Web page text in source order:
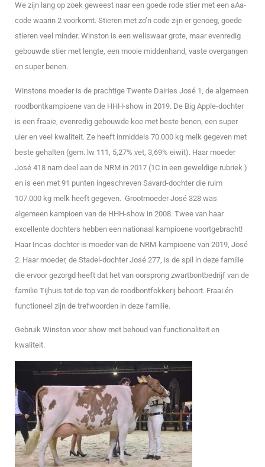
We zijn lang op zoek geweest naar een goede rode stier met een aAa-
code waarin 2 voorkomt. Stieren met zo’n code zijn er genoeg, goede
stieren veel minder. Winston is een weliswaar grote, maar evenredig
gebouwde stier met lengte, een mooie middenhand, vaste overgangen
en super benen.
Winstons moeder is de prachtige Twente Dairies José 1, de algemeen
roodbontkampioene van de HHH-show in 2019. De Big Apple-dochter
is een fraaie, evenredig gebouwde koe met beste benen, een super
uier en veel kwaliteit. Ze heeft inmiddels 70.000 kg melk gegeven met
beste gehalten (gem. lw 111, 5,27% vet, 3,69% eiwit). Haar moeder
José 418 nam deel aan de NRM in 2017 (1C in een geweldige rubriek )
en is een met 91 punten ingeschreven Savard-dochter die ruim
107.000 kg melk heeft gegeven. Grootmoeder José 328 was
algemeen kampioen van de HHH-show in 2008. Twee van haar
excellente dochters hebben een nationaal kampioene voortgebracht!
Haar Incas-dochter is moeder van de NRM-kampioene van 2019, José
2. Haar moeder, de Stadel-dochter José 277, is de spil in deze familie
die ervoor gezorgd heeft dat het van oorsprong zwartbontbedrijf van de
familie Tijhuis tot de top van de roodbontfokkerij behoort. Fraai én
functioneel zijn de trefwoorden in deze familie.
Gebruik Winston voor show met behoud van functionaliteit en
kwaliteit.